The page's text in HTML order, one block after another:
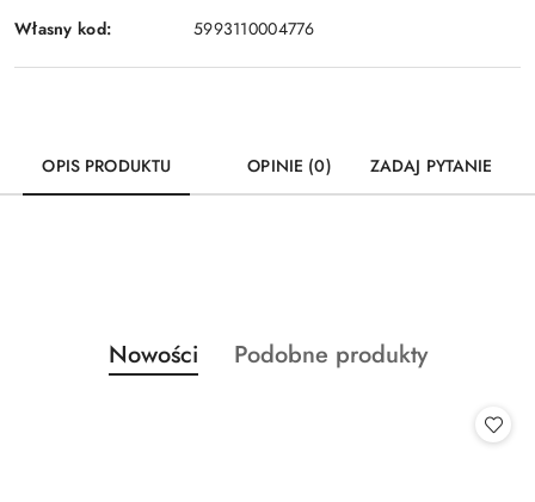
Własny kod: 5993110004776
OPIS PRODUKTU OPINIE (0) ZADAJ PYTANIE
Pomiń karuzelę produktów
Produkty
o
Nowości
Produkty
Podobne produkty